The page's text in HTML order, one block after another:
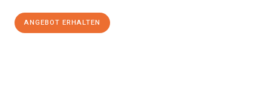
ANGEBOT ERHALTEN